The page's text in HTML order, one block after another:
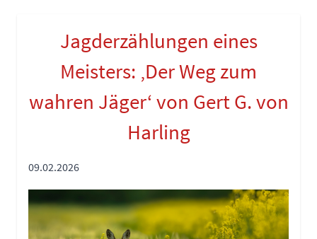
Jagderzählungen eines
Meisters: ‚Der Weg zum
wahren Jäger‘ von Gert G. von
Harling
09.02.2026